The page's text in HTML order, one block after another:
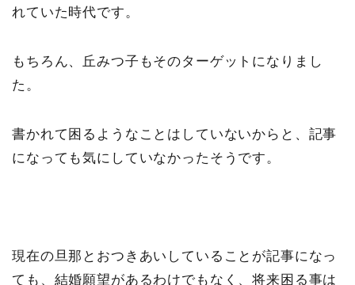
れていた時代です。
もちろん、丘みつ子もそのターゲットになりまし
た。
書かれて困るようなことはしていないからと、記事
になっても気にしていなかったそうです。
現在の旦那とおつきあいしていることが記事になっ
ても、結婚願望があるわけでもなく、将来困る事は